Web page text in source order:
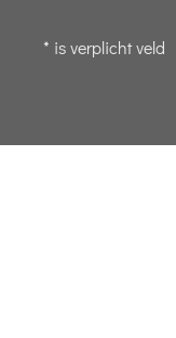
* is verplicht veld